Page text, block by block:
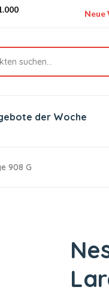
Neue
der Woche
908 G